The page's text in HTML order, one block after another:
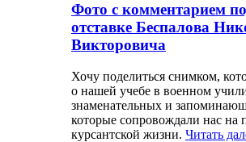
Фото с комментарием
отставке Беспалова
Викторовича
Хочу поделиться снимком,
о нашей учебе в военном
знаменательных и
которые сопровождали нас на
курсантской жизни. Читать